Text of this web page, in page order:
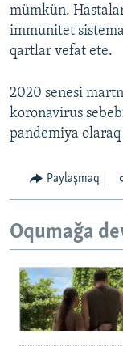
mümkün.
immunitet
qartlar vefat ete.
2020 senesi
koronavirus
pandemiya olaraq
Paylaşmaq
Oqumağa